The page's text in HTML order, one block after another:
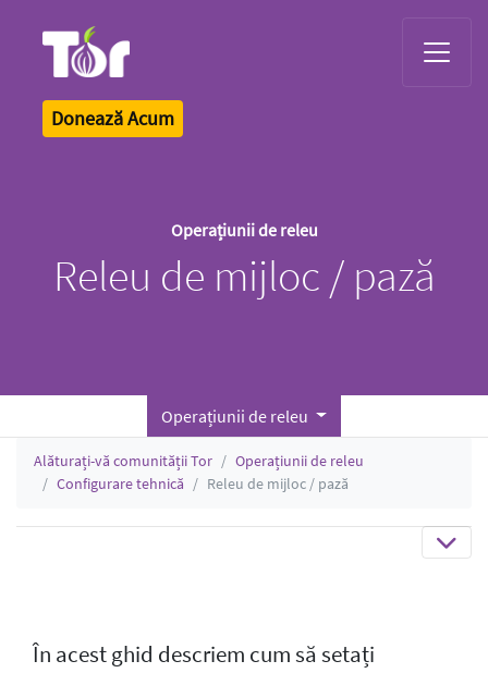
Donează Acum
Operațiunii de releu
Releu de mijloc / pază
Operațiunii de releu
Alăturați-vă comunității Tor
Operațiunii de releu
Configurare tehnică
Releu de mijloc / pază
În acest ghid descriem cum să setați